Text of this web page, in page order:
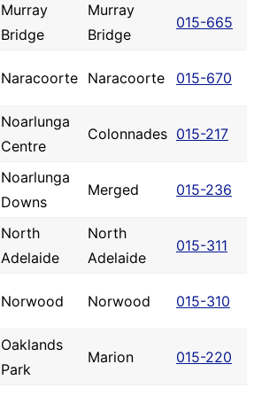
Murray
Bridge
Murray
Bridge
015-665
Naracoorte Naracoorte 015-670
Noarlunga
Centre
Colonnades 015-217
Noarlunga
Downs
Merged 015-236
North
Adelaide
North
Adelaide
015-311
Norwood Norwood 015-310
Oaklands
Park
Marion 015-220